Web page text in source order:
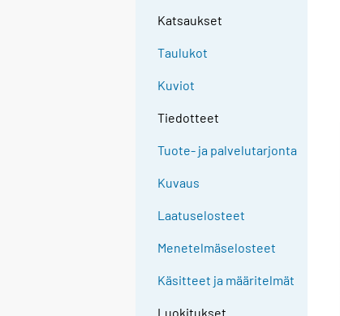
Katsaukset
Taulukot
Kuviot
Tiedotteet
Tuote- ja palvelutarjonta
Kuvaus
Laatuselosteet
Menetelmäselosteet
Käsitteet ja määritelmät
Luokitukset